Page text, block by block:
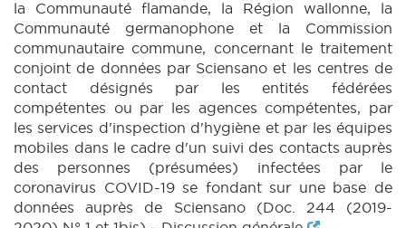
la Communauté flamande, la Région wallonne, la
Communauté germanophone et la Commission
communautaire commune, concernant le traitement
conjoint de données par Sciensano et les centres de
contact désignés par les entités fédérées
compétentes ou par les agences compétentes, par
les services d'inspection d'hygiène et par les équipes
mobiles dans le cadre d'un suivi des contacts auprès
des personnes (présumées) infectées par le
coronavirus COVID-19 se fondant sur une base de
données auprès de Sciensano (Doc. 244 (2019-